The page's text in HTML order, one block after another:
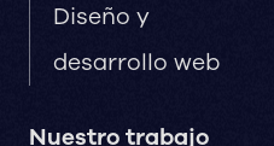
Diseño y
desarrollo web
Nuestro trabajo